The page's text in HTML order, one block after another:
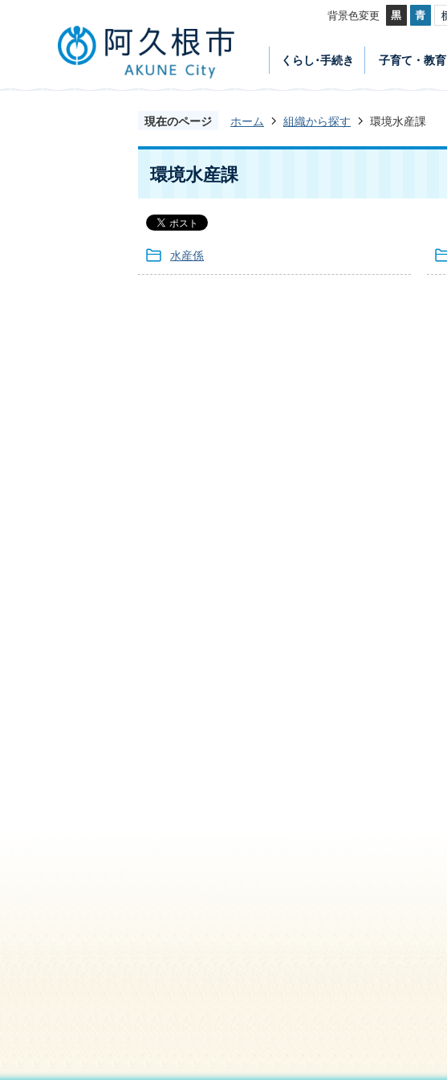
背景色変更
くらし･手続き 子育て・教育
現在のページ ホーム 組織から探す 環境水産課
環境水産課
水産係